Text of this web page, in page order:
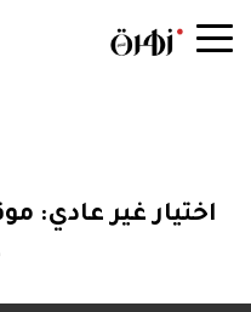
اختيار غير عادي: